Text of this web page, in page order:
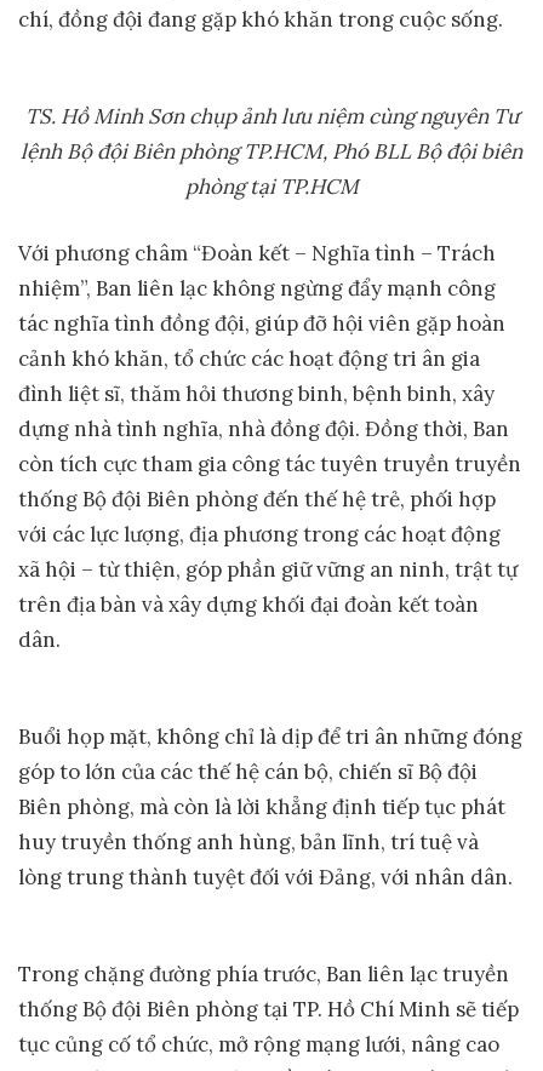
chí, đồng đội đang gặp khó khăn trong cuộc sống.
TS. Hồ Minh Sơn chụp ảnh lưu niệm cùng nguyên Tư
lệnh Bộ đội Biên phòng TP.HCM, Phó BLL Bộ đội biên
phòng tại TP.HCM
Với phương châm “Đoàn kết – Nghĩa tình – Trách
nhiệm”, Ban liên lạc không ngừng đẩy mạnh công
tác nghĩa tình đồng đội, giúp đỡ hội viên gặp hoàn
cảnh khó khăn, tổ chức các hoạt động tri ân gia
đình liệt sĩ, thăm hỏi thương binh, bệnh binh, xây
dựng nhà tình nghĩa, nhà đồng đội. Đồng thời, Ban
còn tích cực tham gia công tác tuyên truyền truyền
thống Bộ đội Biên phòng đến thế hệ trẻ, phối hợp
với các lực lượng, địa phương trong các hoạt động
xã hội – từ thiện, góp phần giữ vững an ninh, trật tự
trên địa bàn và xây dựng khối đại đoàn kết toàn
dân.
Buổi họp mặt, không chỉ là dịp để tri ân những đóng
góp to lớn của các thế hệ cán bộ, chiến sĩ Bộ đội
Biên phòng, mà còn là lời khẳng định tiếp tục phát
huy truyền thống anh hùng, bản lĩnh, trí tuệ và
lòng trung thành tuyệt đối với Đảng, với nhân dân.
Trong chặng đường phía trước, Ban liên lạc truyền
thống Bộ đội Biên phòng tại TP. Hồ Chí Minh sẽ tiếp
tục củng cố tổ chức, mở rộng mạng lưới, nâng cao